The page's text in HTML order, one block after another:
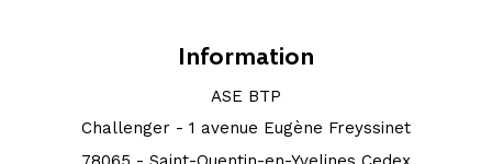
Information
ASE BTP
Challenger - 1 avenue Eugène Freyssinet